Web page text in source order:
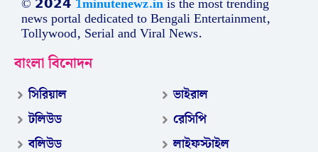
নতুন ধারাবাহিকে ‘মিশকা’, আর দেখা যাবেনা
‘অনুরাগের ছোঁয়া’য়! মনখারাপ অনুরাগীদের